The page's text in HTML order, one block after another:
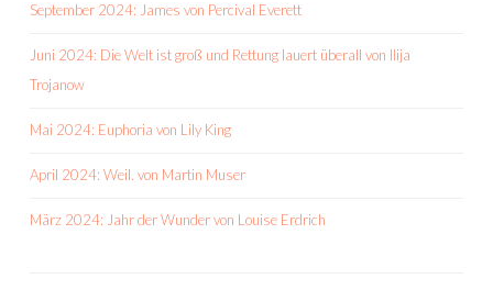
September 2024: James von Percival Everett
Juni 2024: Die Welt ist groß und Rettung lauert überall von Ilija
Trojanow
Mai 2024: Euphoria von Lily King
April 2024: Weil. von Martin Muser
März 2024: Jahr der Wunder von Louise Erdrich